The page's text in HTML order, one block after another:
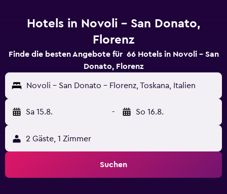
Hotels in Novoli - San Donato,
Florenz
Finde die besten Angebote für 66 Hotels in Novoli - San
Donato, Florenz
Novoli - San Donato - Florenz, Toskana, Italien
Sa 15.8. - So 16.8.
2 Gäste, 1 Zimmer
Suchen